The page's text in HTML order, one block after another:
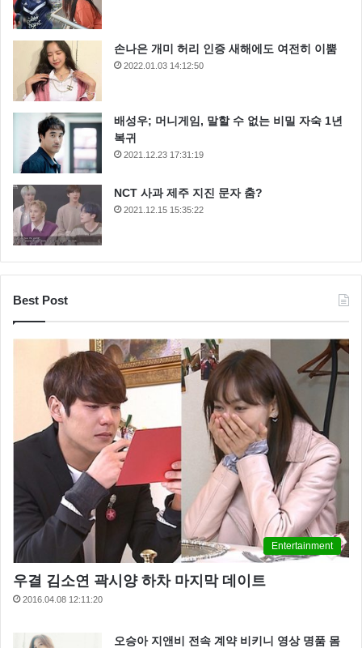
손나은 개미 허리 인증 새해에도 여전히 이뿜
2022.01.03 14:12:50
배성우; 머니게임, 말할 수 없는 비밀 자숙 1년
복귀
2021.12.23 17:31:19
NCT 사과 제주 지진 문자 춤?
2021.12.15 15:35:22
Best Post
Entertainment
우결 김소연 곽시양 하차 마지막 데이트
2016.04.08 12:11:20
오승아 지앤비 전속 계약 비키니 영상 명품 몸